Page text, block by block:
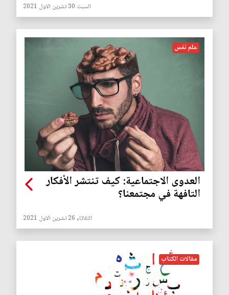
السبت 30 تشرين الاول 2021
علم نفس
العدوى الاجتماعية: كيف تنتشر الأفكار
التافهة في مجتمعنا؟
الثلاثاء 26 تشرين الاول 2021
مقالات الكتاب